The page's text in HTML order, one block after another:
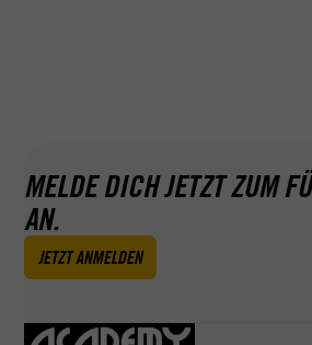
MELDE DICH JETZT ZUM
AN.
JETZT ANMELDEN